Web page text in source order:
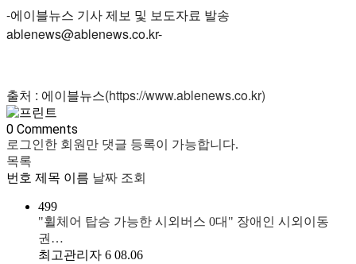
-에이블뉴스 기사 제보 및 보도자료 발송
ablenews@ablenews.co.kr-
출처 : 에이블뉴스(https://www.ablenews.co.kr)
0 Comments
로그인한 회원만 댓글 등록이 가능합니다.
목록
번호 제목 이름 날짜 조회
499
"휠체어 탑승 가능한 시외버스 0대" 장애인 시외이동
권…
최고관리자 6 08.06